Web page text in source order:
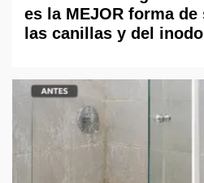
es la MEJOR forma
las canillas y del